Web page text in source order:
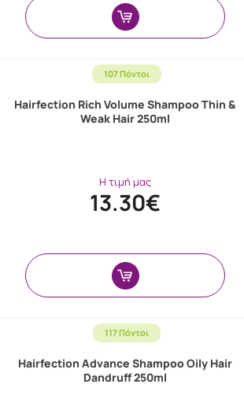
107 Πόντοι
Hairfection Rich Volume Shampoo Thin &
Weak Hair 250ml
Η τιμή μας
13.30€
117 Πόντοι
Hairfection Advance Shampoo Oily Hair
Dandruff 250ml